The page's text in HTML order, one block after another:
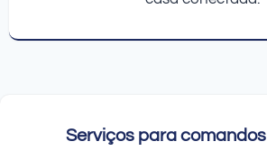
Serviços para